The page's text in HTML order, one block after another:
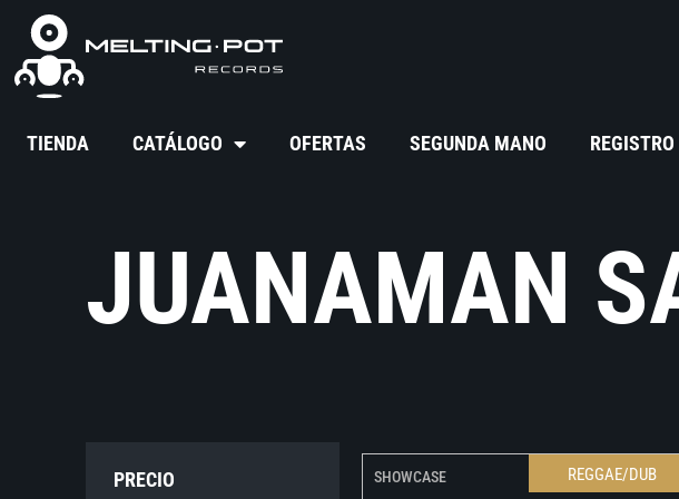
TIENDA CATÁLOGO OFERTAS SEGUNDA MANO REGISTRO
JUANAMAN
PRECIO SHOWCASE REGGAE/DUB